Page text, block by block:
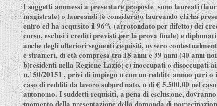
I soggetti ammessi a presentare proposte sono laureati
magistrale) o laureandi (è considerato laureando chi ha
entro ed ha acquisito il 96% (arrotondato per difetto) dei
corso, esclusi i crediti previsti per la prova finale) e diplomati
anche degli ulteriori seguenti requisiti, ovvero
e stranieri, di età compresa tra 18 anni e 39 anni (40 anni
b)residenti nella Regione Lazio; c) inoccupati o disoccupati
n.150/20151 , privi di impiego o con un reddito annuo pari o
caso di redditi da lavoro subordinato, o di € 5.500,00 nel
autonomo. I suddetti requisiti, a pena di esclusione, dovranno
momento della presentazione della domanda di